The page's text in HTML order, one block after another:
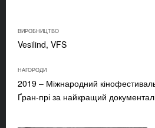
ВИРОБНИЦТВО
Vesilind, VFS
НАГОРОДИ
2019 – Міжнародний
Ґран-прі за найкращий